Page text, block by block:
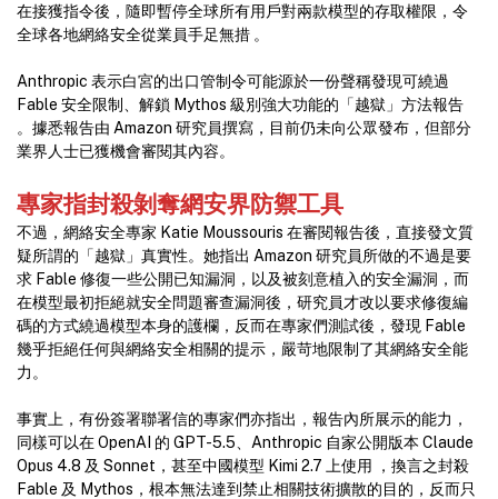
在接獲指令後，隨即暫停全球所有用戶對兩款模型的存取權限，令
全球各地網絡安全從業員手足無措 。
Anthropic 表示白宮的出口管制令可能源於一份聲稱發現可繞過
Fable 安全限制、解鎖 Mythos 級別強大功能的「越獄」方法報告
。據悉報告由 Amazon 研究員撰寫，目前仍未向公眾發布，但部分
業界人士已獲機會審閱其內容。
專家指封殺剝奪網安界防禦工具
不過，網絡安全專家 Katie Moussouris 在審閱報告後，直接發文質
疑所謂的「越獄」真實性。她指出 Amazon 研究員所做的不過是要
求 Fable 修復一些公開已知漏洞，以及被刻意植入的安全漏洞，而
在模型最初拒絕就安全問題審查漏洞後，研究員才改以要求修復編
碼的方式繞過模型本身的護欄，反而在專家們測試後，發現 Fable
幾乎拒絕任何與網絡安全相關的提示，嚴苛地限制了其網絡安全能
力。
事實上，有份簽署聯署信的專家們亦指出，報告內所展示的能力，
同樣可以在 OpenAI 的 GPT-5.5、Anthropic 自家公開版本 Claude
Opus 4.8 及 Sonnet，甚至中國模型 Kimi 2.7 上使用 ，換言之封殺
Fable 及 Mythos，根本無法達到禁止相關技術擴散的目的，反而只